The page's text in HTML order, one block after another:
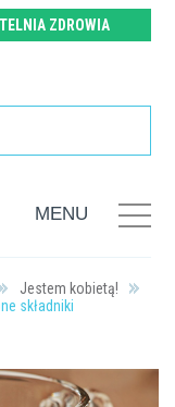
ZDROWIA
MENU
Jestem kobietą!
składniki